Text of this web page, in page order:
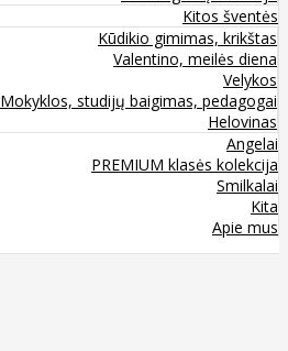
Kitos šventės
Kūdikio gimimas, krikštas
Valentino, meilės diena
Velykos
Mokyklos, studijų baigimas, pedagogai
Helovinas
Angelai
PREMIUM klasės kolekcija
Smilkalai
Kita
Apie mus